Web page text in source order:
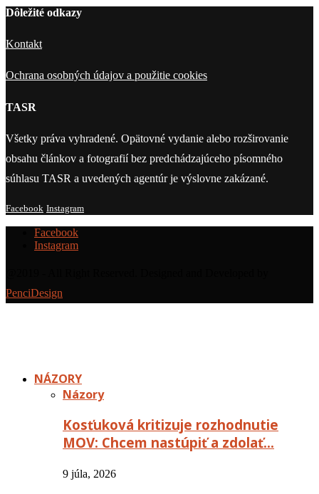
Dôležité odkazy
Kontakt
Ochrana osobných údajov a použitie cookies
TASR
Všetky práva vyhradené. Opätovné vydanie alebo rozširovanie
obsahu článkov a fotografií bez predchádzajúceho písomného
súhlasu TASR a uvedených agentúr je výslovne zakázané.
Facebook Instagram
Facebook
Instagram
PenciDesign
NÁZORY
Názory
Kosťuková kritizuje rozhodnutie
MOV: Chcem nastúpiť a zdolať…
9 júla, 2026